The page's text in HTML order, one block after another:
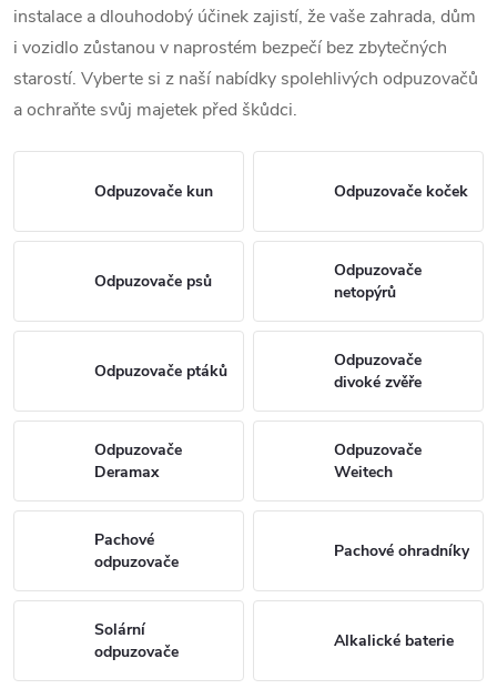
instalace a dlouhodobý účinek zajistí, že vaše zahrada, dům
i vozidlo zůstanou v naprostém bezpečí bez zbytečných
starostí. Vyberte si z naší nabídky spolehlivých odpuzovačů
a ochraňte svůj majetek před škůdci.
Odpuzovače kun Odpuzovače koček
Odpuzovače psů
Odpuzovače
netopýrů
Odpuzovače ptáků
Odpuzovače
divoké zvěře
Odpuzovače
Deramax
Odpuzovače
Weitech
Pachové
odpuzovače
Pachové ohradníky
Solární
odpuzovače
Alkalické baterie